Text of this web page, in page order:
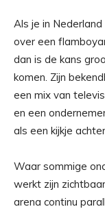
Als je in
over een
dan is de kans
komen. Zijn
een mix van
en een
als een kijkje
Waar sommige
werkt zijn
arena continu